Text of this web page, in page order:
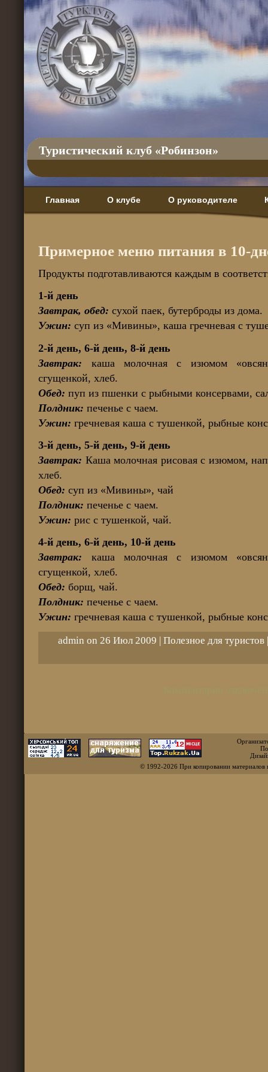
Туристический клуб «Робинзон»
Главная О клубе О руководителе
Примерное меню питания в 10-
Продукты подготавливаются каждым в
1-й день
Завтрак, обед: сухой паек, бутерброды из дома.
Ужин: суп из «Мивины», каша гречневая с
2-й день, 6-й день, 8-й день
Завтрак: каша молочная с изюмом
сгущенкой, хлеб.
Обед: пуп из пшенки с рыбными консервами,
Полдник: печенье с чаем.
Ужин: гречневая каша с тушенкой, рыбные
3-й день, 5-й день, 9-й день
Завтрак: Каша молочная рисовая с изюмом,
хлеб.
Обед: суп из «Мивины», чай
Полдник: печенье с чаем.
Ужин: рис с тушенкой, чай.
4-й день, 6-й день, 10-й день
Завтрак: каша молочная с изюмом
сгущенкой, хлеб.
Обед: борщ, чай.
Полдник: печенье с чаем.
Ужин: гречневая каша с тушенкой, рыбные
admin on 26 Июл 2009 | Полезное для туристов
© 1992-2026 При копировании материалов